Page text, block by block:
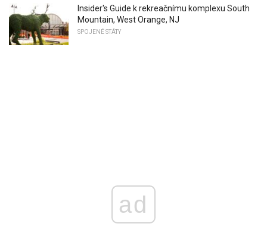
Insider's Guide k rekreačnímu komplexu South
Mountain, West Orange, NJ
SPOJENÉ STÁTY
ad